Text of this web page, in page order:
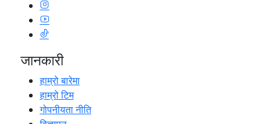
जानकारी
हाम्रो बारेमा
हाम्रो टिम
गोपनीयता नीति